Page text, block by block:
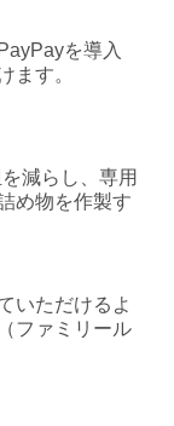
を導入
ます。
減らし、専用
め物を作製す
いただけるよ
ファミリール